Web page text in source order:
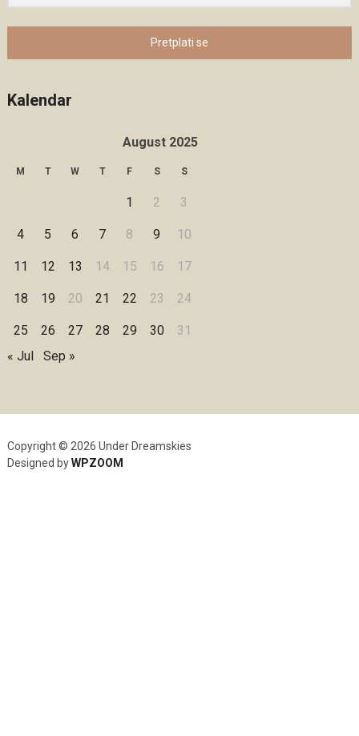
Pretplati se
Kalendar
August 2025
M T W T F S S
1 2 3
4 5 6 7 8 9 10
11 12 13 14 15 16 17
18 19 20 21 22 23 24
25 26 27 28 29 30
31
« Jul
Sep »
Copyright © 2026 Under Dreamskies
Designed byWPZOOM